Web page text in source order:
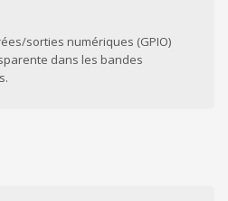
sorties numériques (GPIO)
dans les bandes